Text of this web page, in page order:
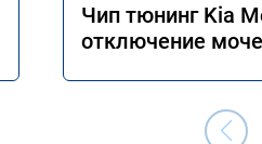
Чип тюнинг Kia
отключение